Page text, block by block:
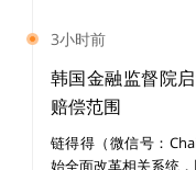
区块链
比特币
何证券，未发布初步
申请，文件未披露
Bittensor、Aave、
于初步阶段。此前，
Staking ETF 注册声明
生效本身并不代表产
3小时前
韩国金融监督院
赔偿范围
链得得（微信号：
始全面改革相关系统